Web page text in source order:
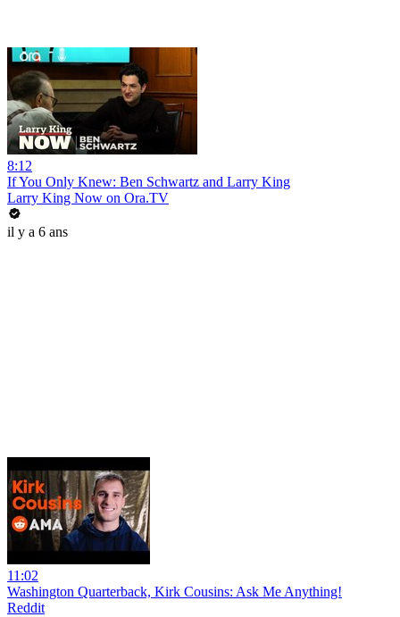
8:12
If You Only Knew: Ben Schwartz and Larry King
Larry King Now on Ora.TV
il y a 6 ans
11:02
Washington Quarterback, Kirk Cousins: Ask Me Anything!
Reddit